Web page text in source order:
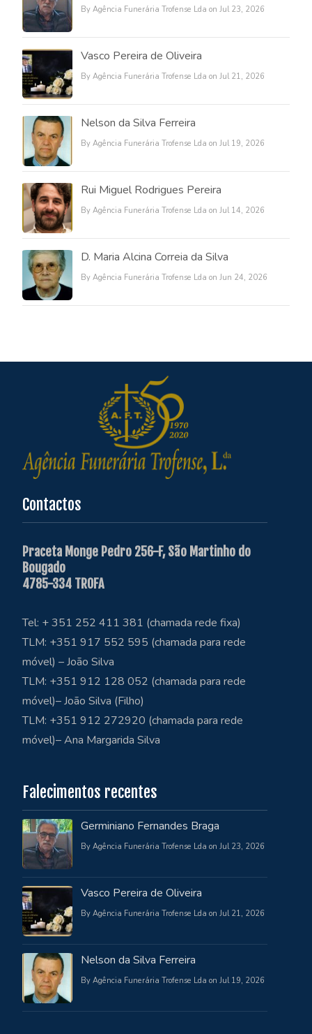
By Agência Funerária Trofense Lda on Jul 23, 2026
Vasco Pereira de Oliveira
By Agência Funerária Trofense Lda on Jul 21, 2026
Nelson da Silva Ferreira
By Agência Funerária Trofense Lda on Jul 19, 2026
Rui Miguel Rodrigues Pereira
By Agência Funerária Trofense Lda on Jul 14, 2026
D. Maria Alcina Correia da Silva
By Agência Funerária Trofense Lda on Jun 24, 2026
Contactos
Praceta Monge Pedro 256-F, São Martinho do
Bougado
4785-334 TROFA
Tel: + 351 252 411 381 (chamada rede fixa)
TLM: +351 917 552 595 (chamada para rede
móvel) – João Silva
TLM: +351 912 128 052 (chamada para rede
móvel)– João Silva (Filho)
TLM: +351 912 272920 (chamada para rede
móvel)– Ana Margarida Silva
Falecimentos recentes
Germiniano Fernandes Braga
By Agência Funerária Trofense Lda on Jul 23, 2026
Vasco Pereira de Oliveira
By Agência Funerária Trofense Lda on Jul 21, 2026
Nelson da Silva Ferreira
By Agência Funerária Trofense Lda on Jul 19, 2026